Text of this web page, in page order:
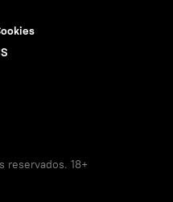
reservados. 18+